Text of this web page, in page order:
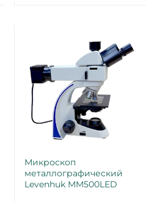
Микроскоп
металлографический
Levenhuk MM500LED